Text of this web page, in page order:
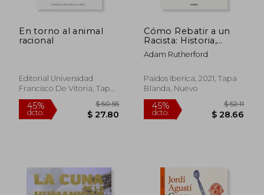
En torno al animal
racional
Editorial Universidad
Francisco De Vitoria, Tapa
Blanda, Nuevo
Cómo Rebatir a un
Racista: Historia,
Ciencia, Raza y
Realidad
Adam Rutherford
Paidos Iberica, 2021, Tapa
Blanda, Nuevo